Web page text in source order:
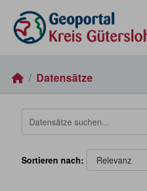
Datensätze
Sortieren nach